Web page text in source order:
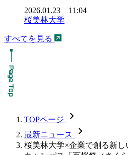
2026.01.23 11:04
桜美林大学
すべてを見る
TOPページ chevron_forward
最新ニュース chevron_forward
桜美林大学×企業で創る新